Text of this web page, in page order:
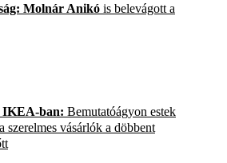
Molnár Anikó is belevágott a
IKEA-ban: Bemutatóágyon estek
szerelmes vásárlók a döbbent